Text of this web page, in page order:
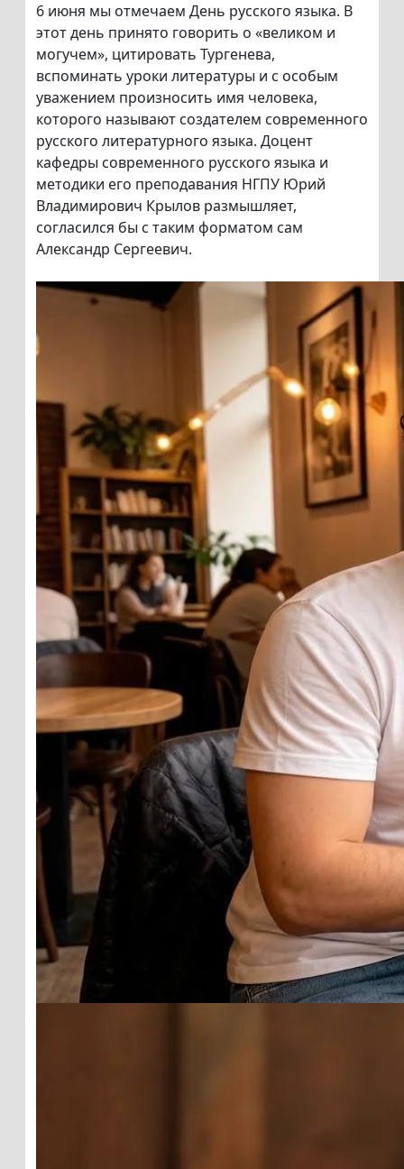
6 июня мы отмечаем День русского языка. В
этот день принято говорить о «великом и
могучем», цитировать Тургенева,
вспоминать уроки литературы и с особым
уважением произносить имя человека,
которого называют создателем современного
русского литературного языка. Доцент
кафедры современного русского языка и
методики его преподавания НГПУ Юрий
Владимирович Крылов размышляет,
согласился бы с таким форматом сам
Александр Сергеевич.